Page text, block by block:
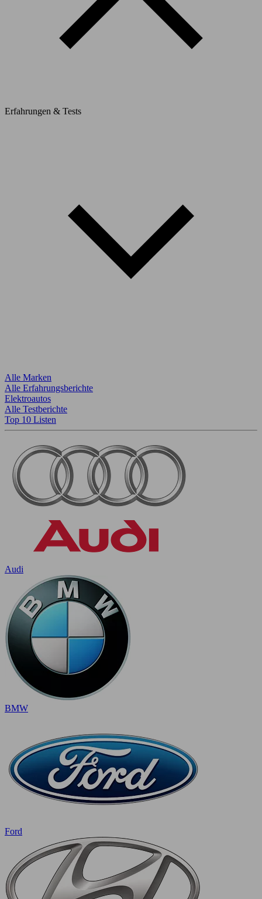
Erfahrungen & Tests
Alle Marken
Alle Erfahrungsberichte
Elektroautos
Alle Testberichte
Top 10 Listen
Audi
BMW
Ford